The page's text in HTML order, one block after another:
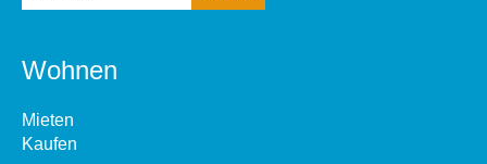
Wohnen
Mieten
Kaufen